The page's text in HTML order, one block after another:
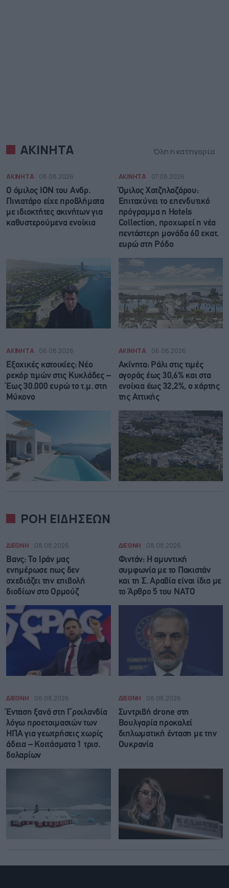
ΑΚΙΝΗΤΑ Όλη η κατηγορία
ΑΚΙΝΗΤΑ 08.08.2026
Ο όμιλος ΙΟΝ του Ανδρ.
Πινιατάρο είχε προβλήματα
με ιδιοκτήτες ακινήτων για
καθυστερούμενα ενοίκια
ΑΚΙΝΗΤΑ 07.08.2026
Όμιλος Χατζηλαζάρου:
Επιταχύνει το επενδυτικό
πρόγραμμα η Hotels
Collection, προχωρεί η νέα
πεντάστερη μονάδα 60 εκατ.
ευρώ στη Ρόδο
ΑΚΙΝΗΤΑ 06.08.2026
Εξοχικές κατοικίες: Νέο
ρεκόρ τιμών στις Κυκλάδες –
Έως 30.000 ευρώ το τ.μ. στη
Μύκονο
ΑΚΙΝΗΤΑ 06.08.2026
Ακίνητα: Ράλι στις τιμές
αγοράς έως 30,6% και στα
ενοίκια έως 32,2%, ο χάρτης
της Αττικής
ΡΟΗ ΕΙΔΗΣΕΩΝ
ΔΙΕΘΝΗ 08.08.2026
Βανς: Το Ιράν μας
ενημέρωσε πως δεν
σχεδιάζει την επιβολή
διοδίων στο Ορμούζ
ΔΙΕΘΝΗ 08.08.2026
Φιντάν: Η αμυντική
συμφωνία με το Πακιστάν
και τη Σ. Αραβία είναι ίδια με
τo Άρθρο 5 του ΝΑΤΟ
ΔΙΕΘΝΗ 08.08.2026
Ένταση ξανά στη Γροιλανδία
λόγω προετοιμασιών των
ΗΠΑ για γεωτρήσεις χωρίς
άδεια – Κοιτάσματα 1 τρισ.
δολαρίων
ΔΙΕΘΝΗ 08.08.2026
Συντριβή drone στη
Βουλγαρία προκαλεί
διπλωματική ένταση με την
Ουκρανία